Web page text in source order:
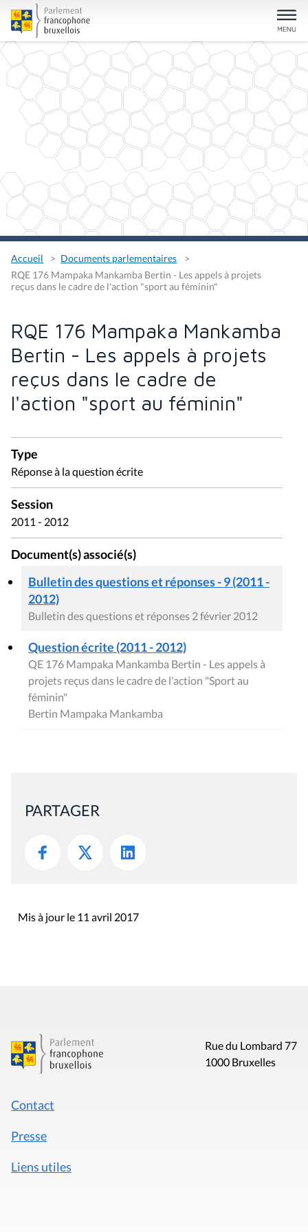
Accueil
Documents parlementaires
RQE 176 Mampaka Mankamba Bertin - Les appels à projets
reçus dans le cadre de l'action "sport au féminin"
RQE 176 Mampaka Mankamba
Bertin - Les appels à projets
reçus dans le cadre de
l'action "sport au féminin"
Type
Réponse à la question écrite
Session
2011 - 2012
Document(s) associé(s)
Bulletin des questions et réponses - 9 (2011 -
2012)
Bulletin des questions et réponses 2 février 2012
Question écrite (2011 - 2012)
QE 176 Mampaka Mankamba Bertin - Les appels à
projets reçus dans le cadre de l'action "Sport au
féminin"
Bertin Mampaka Mankamba
PARTAGER
Mis à jour le 11 avril 2017
Rue du Lombard 77
1000 Bruxelles
Contact
Presse
Liens utiles